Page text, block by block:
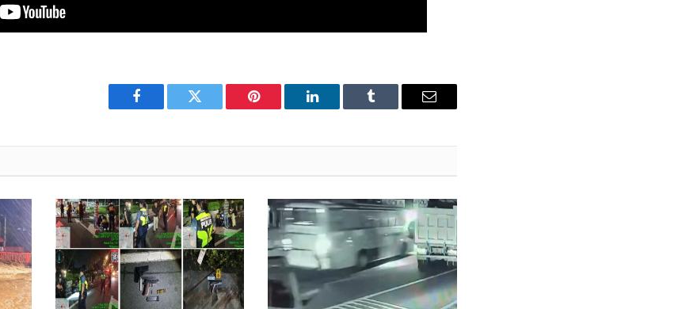
Facebook Twitter Pinterest LinkedIn Tumblr Email